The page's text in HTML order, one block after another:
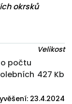
okrsků
Velikost
počtu
427 Kb
23.4.2024